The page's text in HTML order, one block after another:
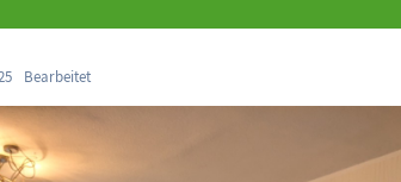
Bearbeitet